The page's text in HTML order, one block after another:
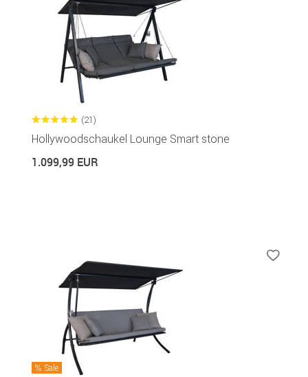
(21)
Hollywoodschaukel Lounge Smart stone
1.099,99 EUR
Sale